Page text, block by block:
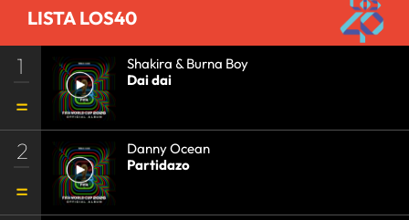
LISTA LOS40
1
Shakira & Burna Boy
Dai dai
2
Danny Ocean
Partidazo